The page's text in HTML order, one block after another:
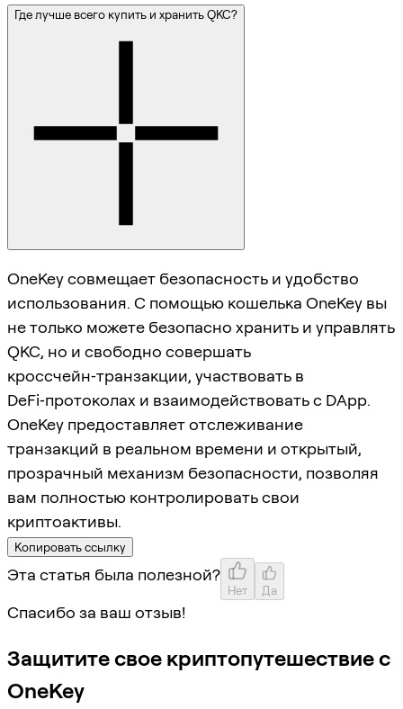
Где лучше всего купить и хранить QKC?
OneKey совмещает безопасность и удобство
использования. С помощью кошелька OneKey вы
не только можете безопасно хранить и управлять
QKC, но и свободно совершать
кроссчейн‑транзакции, участвовать в
DeFi‑протоколах и взаимодействовать с DApp.
OneKey предоставляет отслеживание
транзакций в реальном времени и открытый,
прозрачный механизм безопасности, позволяя
вам полностью контролировать свои
криптоактивы.
Копировать ссылку
Эта статья была полезной?
Нет Да
Спасибо за ваш отзыв!
Защитите свое криптопутешествие с
OneKey